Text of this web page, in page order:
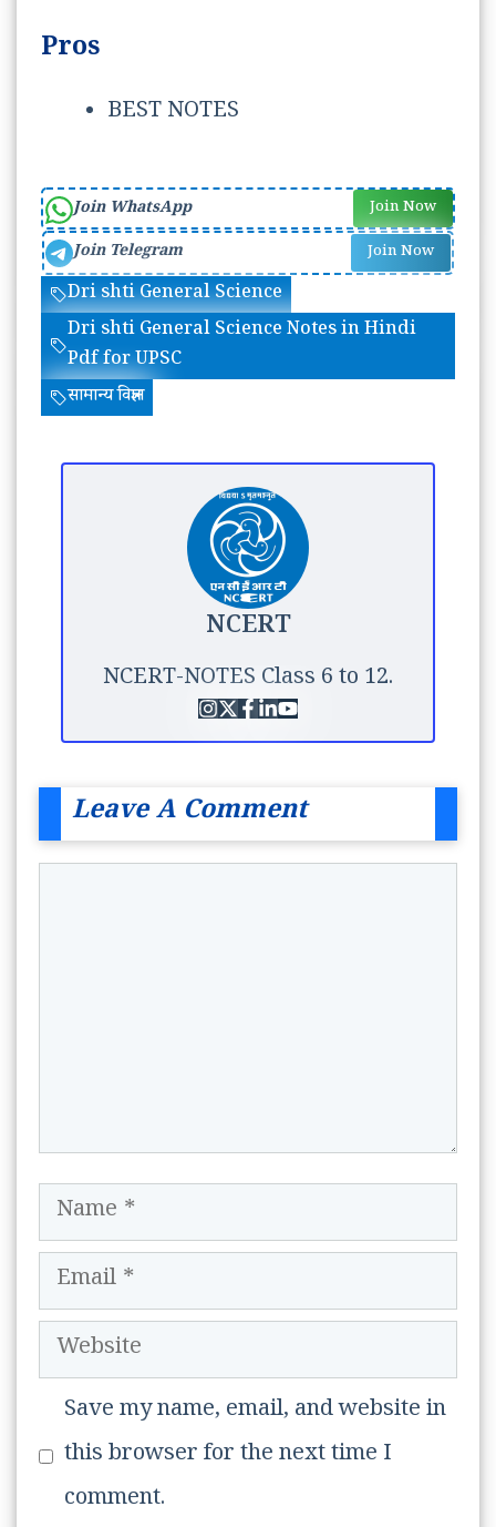
Pros
BEST NOTES
Join WhatsApp Join Now
Join Telegram Join Now
Dri shti General Science
Dri shti General Science Notes in Hindi
Pdf for UPSC
सामान्य विज्ञान
NCERT
NCERT-NOTES Class 6 to 12.
Leave A Comment
Name
Email
Website
Save my name, email, and website in
this browser for the next time I
comment.